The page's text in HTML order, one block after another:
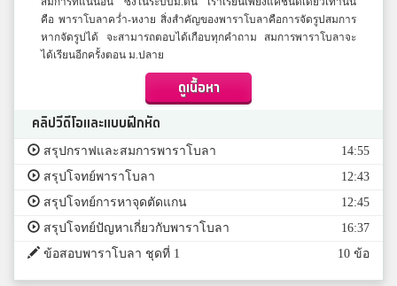
คือ พาราโบลาคว่ำ-หงาย สิ่งสำคัญของพาราโบลาคือการจัดรูปสมการ
หากจัดรูปได้ จะสามารถตอบได้เกือบทุกคำถาม สมการพาราโบลาจะ
ได้เรียนอีกครั้งตอน ม.ปลาย
ดูเนื้อหา
คลิปวีดีโอและแบบฝึกหัด
สรุปกราฟและสมการพาราโบลา
14:55
สรุปโจทย์พาราโบลา
12:43
สรุปโจทย์การหาจุดตัดแกน
12:45
สรุปโจทย์ปัญหาเกี่ยวกับพาราโบลา
16:37
ข้อสอบพาราโบลา ชุดที่ 1
10 ข้อ